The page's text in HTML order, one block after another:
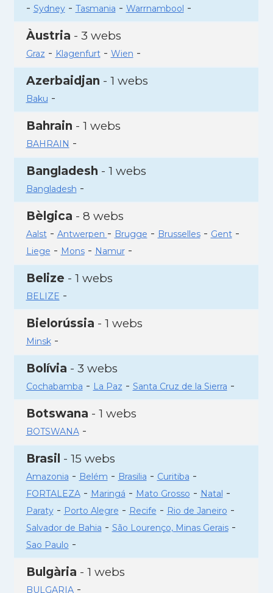
- Sydney- Tasmania - Warrnambool -
Àustria - 3 webs
Graz - Klagenfurt- Wien -
Azerbaidjan - 1 webs
Baku -
Bahrain - 1 webs
BAHRAIN -
Bangladesh - 1 webs
Bangladesh -
Bèlgica - 8 webs
Aalst- Antwerpen - Brugge - Brusselles- Gent-
Liege - Mons- Namur-
Belize - 1 webs
BELIZE -
Bielorússia - 1 webs
Minsk-
Bolívia - 3 webs
Cochabamba - La Paz - Santa Cruz de la Sierra -
Botswana - 1 webs
BOTSWANA-
Brasil - 15 webs
Amazonia - Belém - Brasilia - Curitiba -
FORTALEZA- Maringá - Mato Grosso - Natal -
Paraty- Porto Alegre - Recife - Rio de Janeiro -
Salvador de Bahia - São Lourenço, Minas Gerais-
Sao Paulo -
Bulgària - 1 webs
BULGARIA-